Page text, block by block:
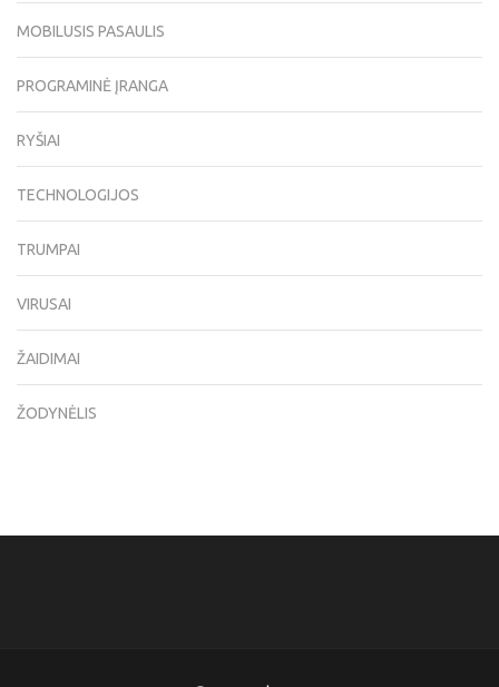
MOBILUSIS PASAULIS
PROGRAMINĖ ĮRANGA
RYŠIAI
TECHNOLOGIJOS
TRUMPAI
VIRUSAI
ŽAIDIMAI
ŽODYNĖLIS